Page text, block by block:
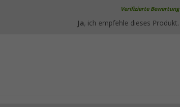
Verifizierte Bewertung
Ja, ich empfehle dieses Produkt.